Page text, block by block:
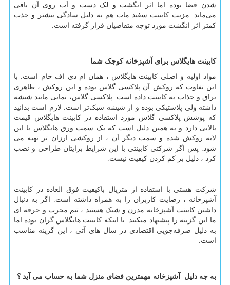
شدن فضا بوده اما اثر انگشت و لک دست و آب روی آن باقی
می‌ماند. مزیت کابینت سفید مات هم به دلیل سادگی بیشتر و جذب
کمتر اثر انگشت مورد توجه متقاضیان قرار گرفته است.
کابینت هایگلاس برای آشپزخانه کوچک شما
مواد اولیه و اصلی کابینت هایگلاس ، همان ام دی اف خام است. با
این تفاوت که روکش آن پلاکسی گلاس بوده و این روکش ، ظاهری
براق و جذاب به کابینت داده است. پلاکسی گلاس، نمایی مانند شیشه
داشته ولی پلاستیکی بوده و از شیشه سبکتر است. لازم است بدانید
که پوشش پلاکسی گلاس مورد استفاده در کابینت هایگلاس قیمت
بالایی دارد و به همین دلیل است که یک سمت ورق هایگلاس با این
لایه روکش شده و سمت دیگر آن ، از روکشی ارزان تر تهیه می
شود. پس اگر شرکتی کابینتی با این شرایط برایتان طراحی و نصب
کرد ، دلیل بر کم کردن کیفیت نیست.
شرکت هستی با استفاده از متریال باکیفیت فوق العاده در کابینت
آشپزخانه ، رضایت کاربران را به همراه داشته است. اگر به دنبال
داشتن کابینت آشپزخانه مدرن و شیک هستید ، تیم مجرب و حرفه ای
ما این گزینه را پیشنهاد میکنند. با اینکه کابینت هایگلاس گران بوده اما
به دلیل صرفه‌جویی اقتصادی در سال های آتی ، این گزینه مناسب
است.
به چه دلیل آشپزخانه مهمترین فضای منزل شما به حساب می آید ؟